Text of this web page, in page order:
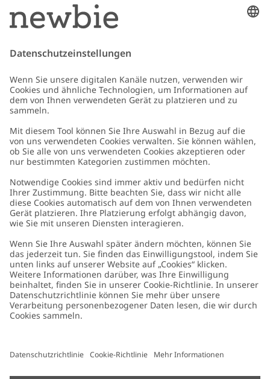
*Gilt nur für deine erste Bestellung und ist nicht mit anderen Rabatten
oder Angeboten kombinierbar. Gilt nicht für limitierte Artikel. Bitte
überprüfe deinen Spam-Ordner. Lies unsere
Schicken
Kundenservice
Kontaktieren Sie uns
FAQ
Barrierefreiheit
Datenschutzrichtlinie
Cookie-Richtlinie
Über uns
Über Newbie
Nachhaltigkeit
Impressum
Presse
Germany Standort ändern
Cookies